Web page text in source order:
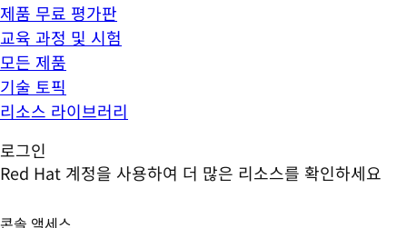
제품 무료 평가판
교육 과정 및 시험
모든 제품
기술 토픽
리소스 라이브러리
로그인
Red Hat 계정을 사용하여 더 많은 리소스를 확인하세요
콘솔 액세스